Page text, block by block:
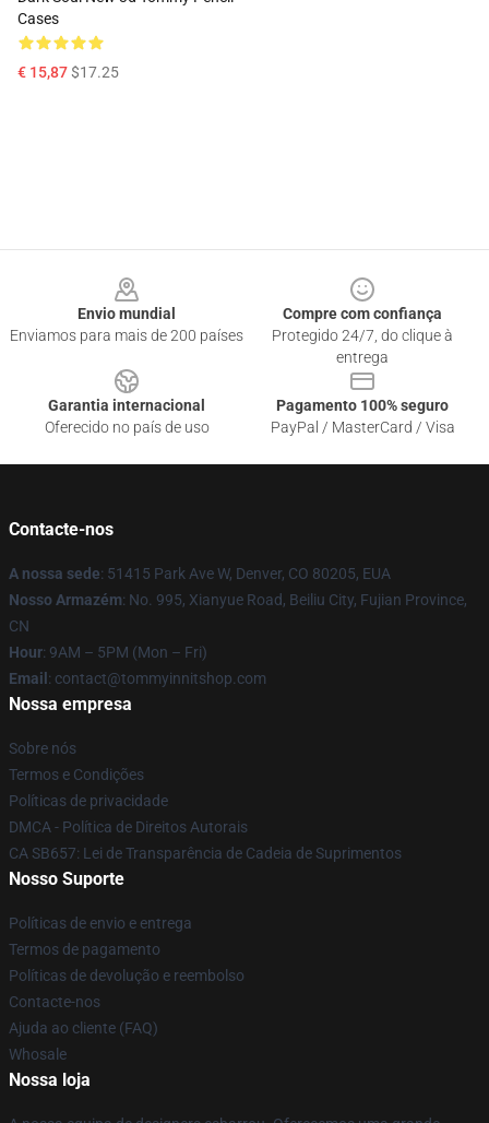
Cases
€ 15,87$17.25
Envio mundial
Enviamos para mais de 200 países
Compre com confiança
Protegido 24/7, do clique à
entrega
Garantia internacional
Oferecido no país de uso
Pagamento 100% seguro
PayPal / MasterCard / Visa
Contacte-nos
A nossa sede: 51415 Park Ave W, Denver, CO 80205, EUA
Nosso Armazém: No. 995, Xianyue Road, Beiliu City, Fujian Province,
CN
Hour: 9AM – 5PM (Mon – Fri)
Email : contact@tommyinnitshop.com
Nossa empresa
Sobre nós
Termos e Condições
Políticas de privacidade
DMCA - Política de Direitos Autorais
CA SB657: Lei de Transparência de Cadeia de Suprimentos
Nosso Suporte
Políticas de envio e entrega
Termos de pagamento
Políticas de devolução e reembolso
Contacte-nos
Ajuda ao cliente (FAQ)
Whosale
Nossa loja